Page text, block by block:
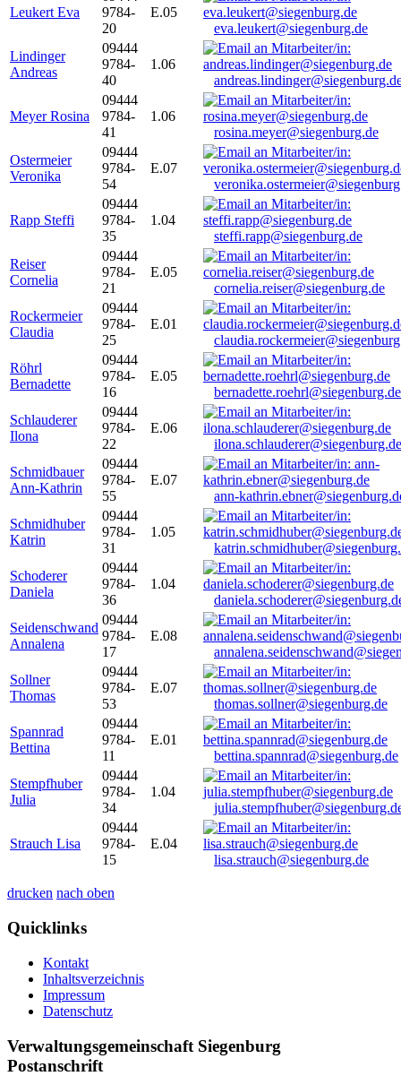
Leukert Eva
9784-
20
E.05
eva.leukert@siegenburg.de
Lindinger
Andreas
09444
9784-
40
1.06
Meyer Rosina
09444
9784-
41
1.06
rosina.meyer@siegenburg.de
Ostermeier
Veronika
09444
9784-
54
E.07
Rapp Steffi
09444
9784-
35
1.04
steffi.rapp@siegenburg.de
Reiser
Cornelia
09444
9784-
21
E.05
cornelia.reiser@siegenburg.de
Rockermeier
Claudia
09444
9784-
25
E.01
Röhrl
Bernadette
09444
9784-
16
E.05
bernadette.roehrl@siegenburg.de
Schlauderer
Ilona
09444
9784-
22
E.06
ilona.schlauderer@siegenburg.de
Schmidbauer
Ann-Kathrin
09444
9784-
55
E.07
ann-
Schmidhuber
Katrin
09444
9784-
31
1.05
Schoderer
Daniela
09444
9784-
36
1.04
Seidenschwand
Annalena
09444
9784-
17
E.08
Sollner
Thomas
09444
9784-
53
E.07
thomas.sollner@siegenburg.de
Spannrad
Bettina
09444
9784-
11
E.01
bettina.spannrad@siegenburg.de
Stempfhuber
Julia
09444
9784-
34
1.04
Strauch Lisa
09444
9784-
15
E.04
lisa.strauch@siegenburg.de
drucken nach oben
Quicklinks
Kontakt
Inhaltsverzeichnis
Impressum
Datenschutz
Verwaltungsgemeinschaft Siegenburg
Postanschrift